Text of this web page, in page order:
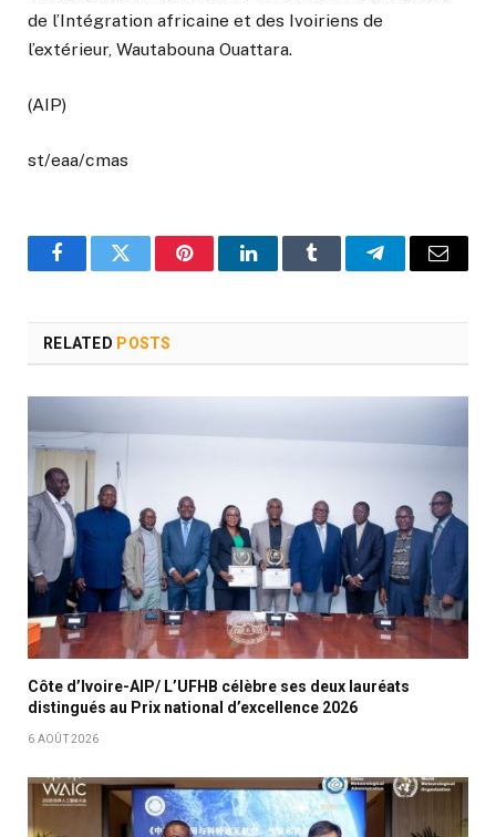
de l’Intégration africaine et des Ivoiriens de
l’extérieur, Wautabouna Ouattara.
(AIP)
st/eaa/cmas
FacebookTwitter PinterestLinkedInTumblr TelegramEmail
RELATED POSTS
Côte d’Ivoire-AIP/ L’UFHB célèbre ses deux lauréats
distingués au Prix national d’excellence 2026
6 AOÛT 2026